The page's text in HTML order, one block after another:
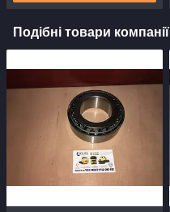
Подібні товари компанії